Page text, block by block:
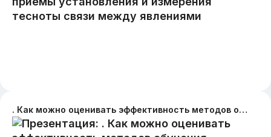
. Как можно оценивать эффективность методов обучения, основанных на сотрудничестве и сотворчестве?